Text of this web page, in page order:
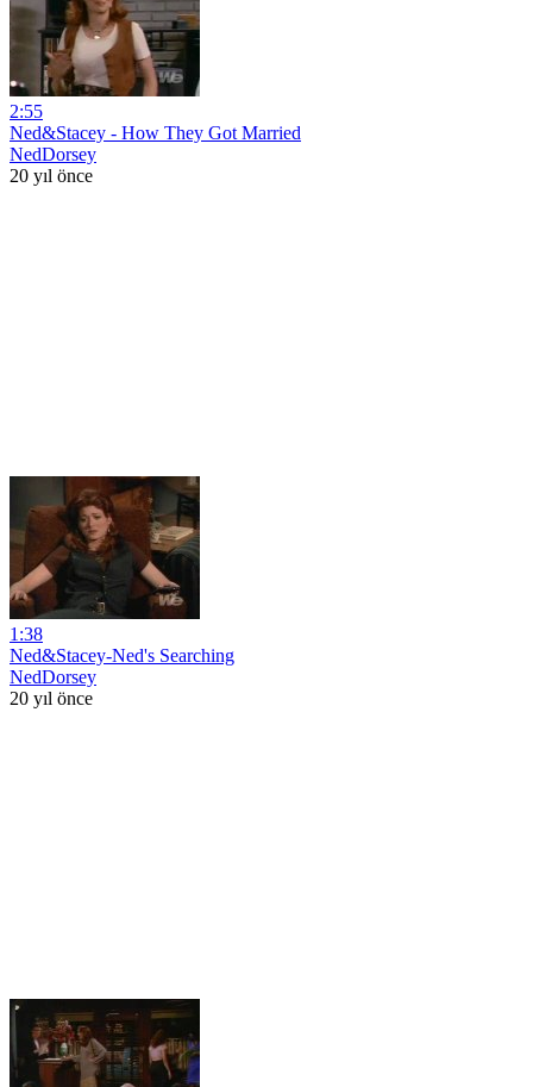
2:55
Ned&Stacey - How They Got Married
NedDorsey
20 yıl önce
1:38
Ned&Stacey-Ned's Searching
NedDorsey
20 yıl önce